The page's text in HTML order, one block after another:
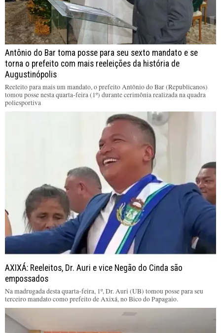
Antônio do Bar toma posse para seu sexto mandato e se
torna o prefeito com mais reeleições da história de
Augustinópolis
Reeleito para mais um mandato, o prefeito Antônio do Bar (Republicanos)
tomou posse nesta quarta-feira (1º) durante cerimônia realizada na quadra
poliesportiva
AXIXÁ: Reeleitos, Dr. Auri e vice Negão do Cinda são
empossados
Na madrugada desta quarta-feira, 1º, Dr. Auri (UB) tomou posse para seu
terceiro mandato como prefeito de Axixá, no Bico do Papagaio.